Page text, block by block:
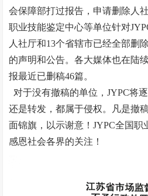
会保障部打过报告，申请删除人
职业技能鉴定中心等单位针对
人社厅和13个省辖市已经全部删
的声明和公告。各大媒体也在陆
报最近已删稿46篇。
对于没有撤稿的单位，JYPC将
还是转发，都属于侵权。凡是撤
面锦旗，以示谢意！JYPC全国职
感恩社会各界的关注！